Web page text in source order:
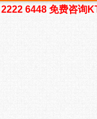
6448 免费咨询